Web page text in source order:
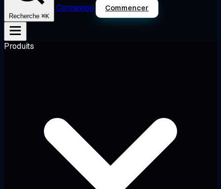
Recherche ⌘K
Connexion Commencer
Produits